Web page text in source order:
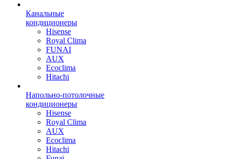
Канальные
кондиционеры
Hisense
Royal Clima
FUNAI
AUX
Ecoclima
Hitachi
Напольно-потолочные
кондиционеры
Hisense
Royal Clima
AUX
Ecoclima
Hitachi